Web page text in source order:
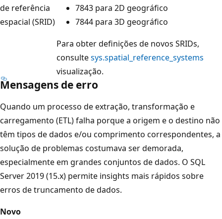
de referência
espacial (SRID)
7843 para 2D geográfico
7844 para 3D geográfico
Para obter definições de novos SRIDs,
consultesys.spatial_reference_systems
visualização.
Mensagens de erro
Quando um processo de extração, transformação e
carregamento (ETL) falha porque a origem e o destino não
têm tipos de dados e/ou comprimento correspondentes, a
solução de problemas costumava ser demorada,
especialmente em grandes conjuntos de dados. O SQL
Server 2019 (15.x) permite insights mais rápidos sobre
erros de truncamento de dados.
Novo